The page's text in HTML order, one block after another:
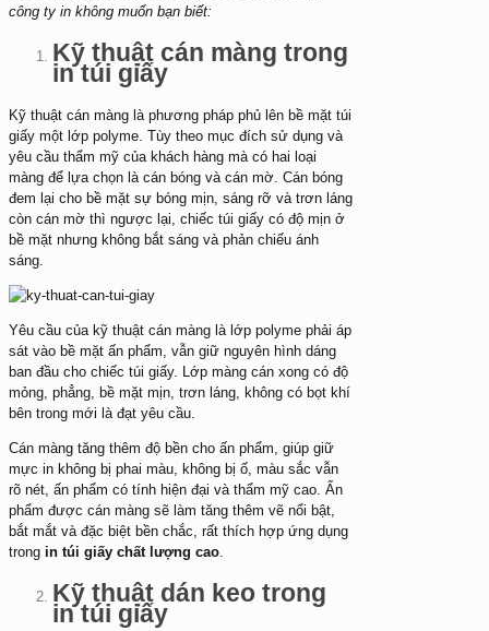
công ty in không muốn bạn biết:
Kỹ thuật cán màng trong
in túi giấy
Kỹ thuật cán màng là phương pháp phủ lên bề mặt túi
giấy một lớp polyme. Tùy theo mục đích sử dụng và
yêu cầu thẩm mỹ của khách hàng mà có hai loại
màng để lựa chọn là cán bóng và cán mờ. Cán bóng
đem lại cho bề mặt sự bóng mịn, sáng rỡ và trơn láng
còn cán mờ thì ngược lại, chiếc túi giấy có độ mịn ở
bề mặt nhưng không bắt sáng và phản chiếu ánh
sáng.
Yêu cầu của kỹ thuật cán màng là lớp polyme phải áp
sát vào bề mặt ấn phẩm, vẫn giữ nguyên hình dáng
ban đầu cho chiếc túi giấy. Lớp màng cán xong có độ
mỏng, phẳng, bề mặt mịn, trơn láng, không có bọt khí
bên trong mới là đạt yêu cầu.
Cán màng tăng thêm độ bền cho ấn phẩm, giúp giữ
mực in không bị phai màu, không bị ố, màu sắc vẫn
rõ nét, ấn phẩm có tính hiện đại và thẩm mỹ cao. Ẩn
phẩm được cán màng sẽ làm tăng thêm vẽ nổi bật,
bắt mắt và đặc biệt bền chắc, rất thích hợp ứng dụng
trong in túi giấy chất lượng cao
Kỹ thuật dán keo trong
in túi giấy